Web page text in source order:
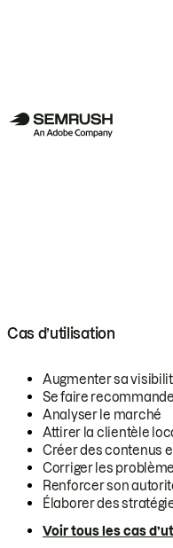
Cas d’utilisation
Augmenter sa
Se faire
Analyser le marché
Attirer la clientèle
Créer des contenus
Corriger les
Renforcer son
Élaborer des
Voir tous les cas